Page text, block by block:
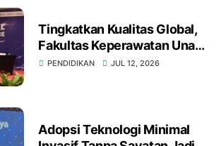
Tingkatkan Kualitas Global,
Fakultas Keperawatan Unair
Gelar International Nursing
PENDIDIKAN JUL 12, 2026
Adopsi Teknologi Minimal